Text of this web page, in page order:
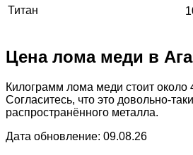
Титан
Цена лома меди в
Килограмм лома меди стоит около
Согласитесь, что это довольно-
распространённого металла.
Дата обновление: 09.08.26